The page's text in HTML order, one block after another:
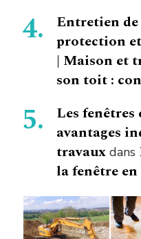
Entretien
protection
| Maison et
son toit :
Les fenêtres
avantages
travaux dans
la fenêtre